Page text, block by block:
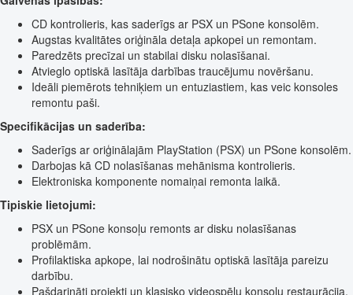
CD kontrolieris, kas saderīgs ar PSX un PSone konsolēm.
Augstas kvalitātes oriģināla detaļa apkopei un remontam.
Paredzēts precīzai un stabilai disku nolasīšanai.
Atvieglo optiskā lasītāja darbības traucējumu novēršanu.
Ideāli piemērots tehniķiem un entuziastiem, kas veic konsoles
remontu paši.
Specifikācijas un saderība:
Saderīgs ar oriģinālajām PlayStation (PSX) un PSone konsolēm.
Darbojas kā CD nolasīšanas mehānisma kontrolieris.
Elektroniska komponente nomaiņai remonta laikā.
Tipiskie lietojumi:
PSX un PSone konsoļu remonts ar disku nolasīšanas
problēmām.
Profilaktiska apkope, lai nodrošinātu optiskā lasītāja pareizu
darbību.
Pašdarināti projekti un klasisko videospēļu konsoļu restaurācija.